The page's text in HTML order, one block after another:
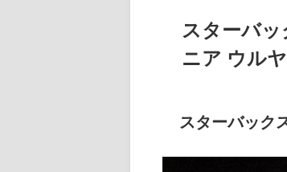
スターバ
ニア ウルヤ
スターバック